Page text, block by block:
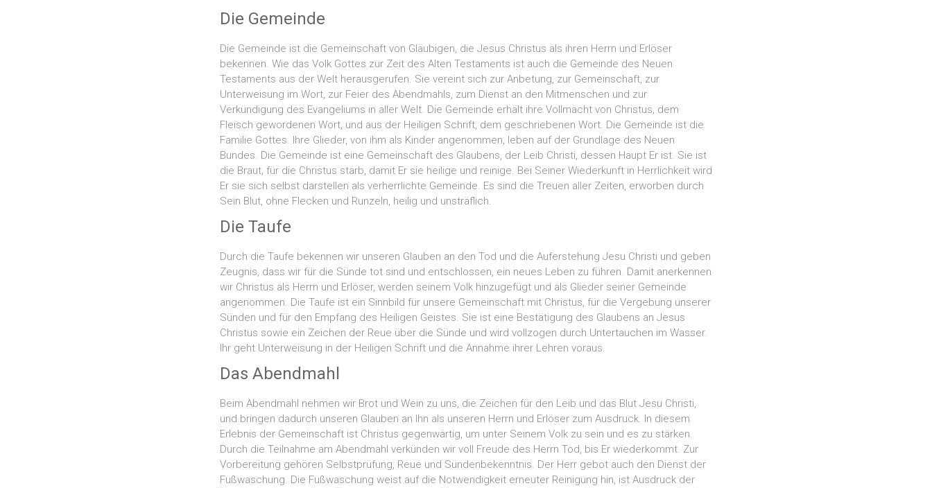
Die Gemeinde
Die Gemeinde ist die Gemeinschaft von Gläubigen, die Jesus Christus als ihren Herrn und Erlöser
bekennen. Wie das Volk Gottes zur Zeit des Alten Testaments ist auch die Gemeinde des Neuen
Testaments aus der Welt herausgerufen. Sie vereint sich zur Anbetung, zur Gemeinschaft, zur
Unterweisung im Wort, zur Feier des Abendmahls, zum Dienst an den Mitmenschen und zur
Verkündigung des Evangeliums in aller Welt. Die Gemeinde erhält ihre Vollmacht von Christus, dem
Fleisch gewordenen Wort, und aus der Heiligen Schrift, dem geschriebenen Wort. Die Gemeinde ist die
Familie Gottes. Ihre Glieder, von ihm als Kinder angenommen, leben auf der Grundlage des Neuen
Bundes. Die Gemeinde ist eine Gemeinschaft des Glaubens, der Leib Christi, dessen Haupt Er ist. Sie ist
die Braut, für die Christus starb, damit Er sie heilige und reinige. Bei Seiner Wiederkunft in Herrlichkeit wird
Er sie sich selbst darstellen als verherrlichte Gemeinde. Es sind die Treuen aller Zeiten, erworben durch
Sein Blut, ohne Flecken und Runzeln, heilig und unsträflich.
Die Taufe
Durch die Taufe bekennen wir unseren Glauben an den Tod und die Auferstehung Jesu Christi und geben
Zeugnis, dass wir für die Sünde tot sind und entschlossen, ein neues Leben zu führen. Damit anerkennen
wir Christus als Herrn und Erlöser, werden seinem Volk hinzugefügt und als Glieder seiner Gemeinde
angenommen. Die Taufe ist ein Sinnbild für unsere Gemeinschaft mit Christus, für die Vergebung unserer
Sünden und für den Empfang des Heiligen Geistes. Sie ist eine Bestätigung des Glaubens an Jesus
Christus sowie ein Zeichen der Reue über die Sünde und wird vollzogen durch Untertauchen im Wasser.
Ihr geht Unterweisung in der Heiligen Schrift und die Annahme ihrer Lehren voraus.
Das Abendmahl
Beim Abendmahl nehmen wir Brot und Wein zu uns, die Zeichen für den Leib und das Blut Jesu Christi,
und bringen dadurch unseren Glauben an Ihn als unseren Herrn und Erlöser zum Ausdruck. In diesem
Erlebnis der Gemeinschaft ist Christus gegenwärtig, um unter Seinem Volk zu sein und es zu stärken.
Durch die Teilnahme am Abendmahl verkünden wir voll Freude des Herrn Tod, bis Er wiederkommt. Zur
Vorbereitung gehören Selbstprüfung, Reue und Sündenbekenntnis. Der Herr gebot auch den Dienst der
Fußwaschung. Die Fußwaschung weist auf die Notwendigkeit erneuter Reinigung hin, ist Ausdruck der